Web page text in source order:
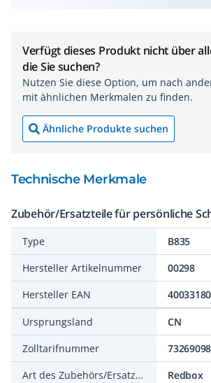
Verfügt dieses Produkt nicht über
die Sie suchen?
Nutzen Sie diese Option, um nach
mit ähnlichen Merkmalen zu finden.
Ähnliche Produkte suchen
Technische Merkmale
Zubehör/Ersatzteile für persönliche
Type
B835
Hersteller Artikelnummer
00298
Hersteller EAN
Ursprungsland
CN
Zolltarifnummer
73269098
Art des Zubehörs/Ersatzteils
Redbox